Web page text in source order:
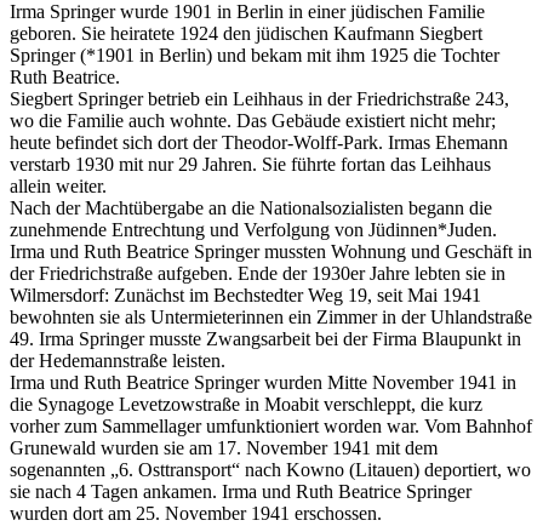
Irma Springer wurde 1901 in Berlin in einer jüdischen Familie
geboren. Sie heiratete 1924 den jüdischen Kaufmann Siegbert
Springer (*1901 in Berlin) und bekam mit ihm 1925 die Tochter
Ruth Beatrice.
Siegbert Springer betrieb ein Leihhaus in der Friedrichstraße 243,
wo die Familie auch wohnte. Das Gebäude existiert nicht mehr;
heute befindet sich dort der Theodor-Wolff-Park. Irmas Ehemann
verstarb 1930 mit nur 29 Jahren. Sie führte fortan das Leihhaus
allein weiter.
Nach der Machtübergabe an die Nationalsozialisten begann die
zunehmende Entrechtung und Verfolgung von Jüdinnen*Juden.
Irma und Ruth Beatrice Springer mussten Wohnung und Geschäft in
der Friedrichstraße aufgeben. Ende der 1930er Jahre lebten sie in
Wilmersdorf: Zunächst im Bechstedter Weg 19, seit Mai 1941
bewohnten sie als Untermieterinnen ein Zimmer in der Uhlandstraße
49. Irma Springer musste Zwangsarbeit bei der Firma Blaupunkt in
der Hedemannstraße leisten.
Irma und Ruth Beatrice Springer wurden Mitte November 1941 in
die Synagoge Levetzowstraße in Moabit verschleppt, die kurz
vorher zum Sammellager umfunktioniert worden war. Vom Bahnhof
Grunewald wurden sie am 17. November 1941 mit dem
sogenannten „6. Osttransport“ nach Kowno (Litauen) deportiert, wo
sie nach 4 Tagen ankamen. Irma und Ruth Beatrice Springer
wurden dort am 25. November 1941 erschossen.